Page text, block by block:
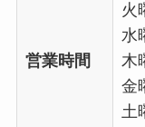
営業時間
火
水
木
金
土